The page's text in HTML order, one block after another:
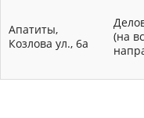
Апатиты,
Козлова ул., 6а
(на